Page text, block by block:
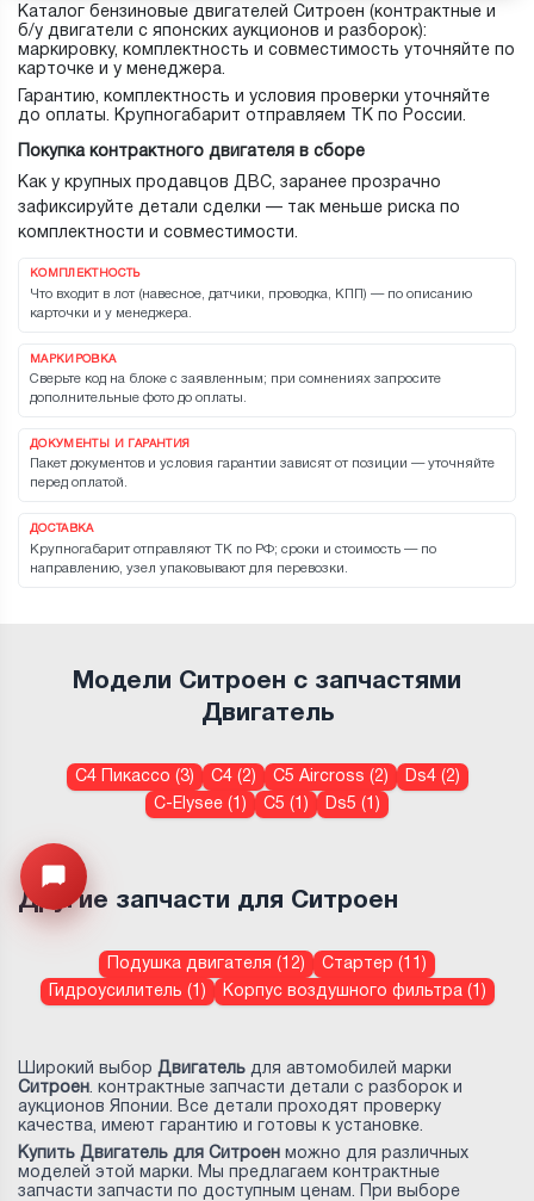
Каталог бензиновые двигателей Ситроен (контрактные и
б/у двигатели с японских аукционов и разборок):
маркировку, комплектность и совместимость уточняйте по
карточке и у менеджера.
Гарантию, комплектность и условия проверки уточняйте
до оплаты. Крупногабарит отправляем ТК по России.
Покупка контрактного двигателя в сборе
Как у крупных продавцов ДВС, заранее прозрачно
зафиксируйте детали сделки — так меньше риска по
комплектности и совместимости.
КОМПЛЕКТНОСТЬ
Что входит в лот (навесное, датчики, проводка, КПП) — по описанию
карточки и у менеджера.
МАРКИРОВКА
Сверьте код на блоке с заявленным; при сомнениях запросите
дополнительные фото до оплаты.
ДОКУМЕНТЫ И ГАРАНТИЯ
Пакет документов и условия гарантии зависят от позиции — уточняйте
перед оплатой.
ДОСТАВКА
Крупногабарит отправляют ТК по РФ; сроки и стоимость — по
направлению, узел упаковывают для перевозки.
Узнайте цену запчасти -> Открыть меню
Модели Ситроен с запчастями
Двигатель
С4 Пикассо (3) С4 (2) C5 Aircross (2)
Ds4 (2)
C-Elysee (1)
C5 (1) Ds5 (1)
Другие запчасти для Ситроен
Подушка двигателя (12)
Стартер (11)
Гидроусилитель (1)
Корпус воздушного фильтра (1)
Широкий выбор Двигатель для автомобилей марки
Ситроен. контрактные запчасти детали с разборок и
аукционов Японии. Все детали проходят проверку
качества, имеют гарантию и готовы к установке.
Купить Двигатель для Ситроен можно для различных
моделей этой марки. Мы предлагаем контрактные
запчасти запчасти по доступным ценам. При выборе